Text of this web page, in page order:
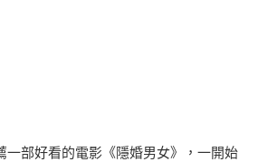
一部好看的電影《隱婚男女》，一開始